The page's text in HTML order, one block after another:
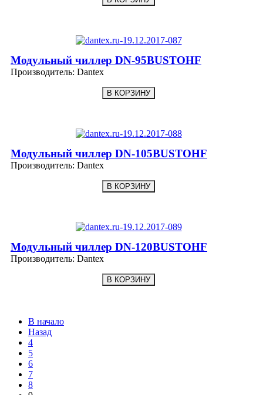
Модульный чиллер DN-95BUSTOHF
Производитель: Dantex
Модульный чиллер DN-105BUSTOHF
Производитель: Dantex
Модульный чиллер DN-120BUSTOHF
Производитель: Dantex
В начало
Назад
4
5
6
7
8